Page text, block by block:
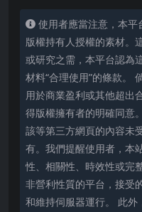
使用者應當注意，本
版權持有人授權的素材。
或研究之需，本平台認為
材料“合理使用”的條款。
用於商業盈利或其他超出
得版權擁有者的明確同意
該等第三方網頁的內容未
有。我們提醒使用者，本
性、相關性、時效性或完
非營利性質的平台，接受
和維持伺服器運行。 此